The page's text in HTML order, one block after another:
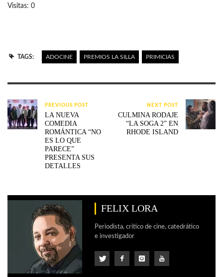
Visitas: 0
TAGS: ADOCINE PREMIOS LA SILLA PRIMICIAS
PREVIOUS POST
LA NUEVA
COMEDIA
ROMÁNTICA “NO
ES LO QUE
PARECE”
PRESENTA SUS
DETALLES
NEXT POST
CULMINA RODAJE
“LA SOGA 2” EN
RHODE ISLAND
FELIX LORA
Periodista, crítico de cine, catedrático
e investigador